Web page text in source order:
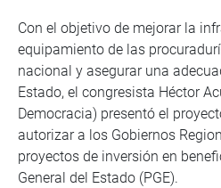
Con el objetivo de mejorar la
equipamiento de las
nacional y asegurar una
Estado, el congresista Héctor
Democracia) presentó el
autorizar a los Gobiernos
proyectos de inversión en
General del Estado (PGE).